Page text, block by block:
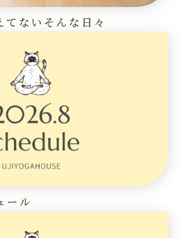
てないそんな日々
ール